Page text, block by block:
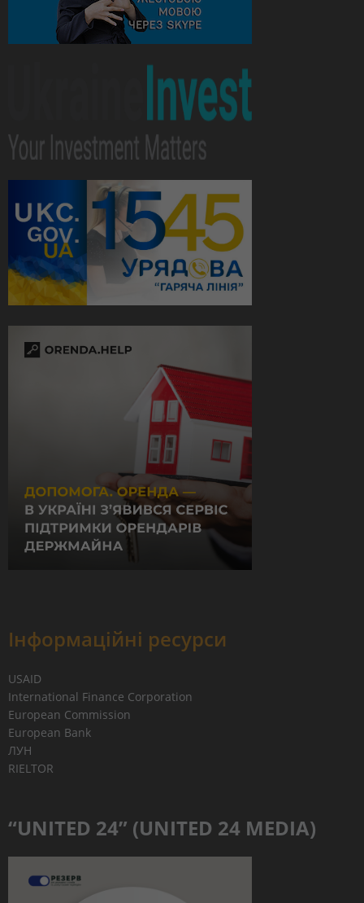
Інформаційні ресурси
USAID
International Finance Corporation
European Commission
European Bank
ЛУН
RIELTOR
“UNITED 24” (UNITED 24 MEDIA)